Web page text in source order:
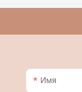
Имя